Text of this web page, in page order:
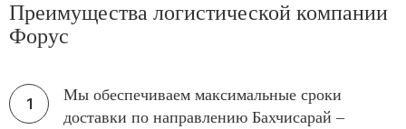
Преимущества логистической компании
Форус
Мы обеспечиваем максимальные сроки
доставки по направлению Бахчисарай –